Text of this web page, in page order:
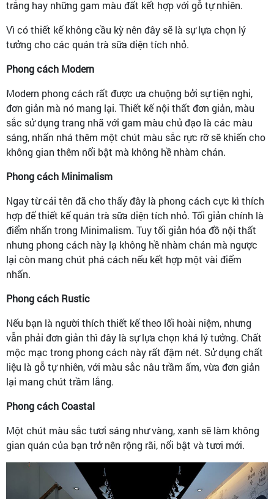
trắng hay những gam màu đất kết hợp với gỗ tự nhiên.
Vì có thiết kế không cầu kỳ nên đây sẽ là sự lựa chọn lý
tưởng cho các quán trà sữa diện tích nhỏ.
Phong cách Modern
Modern phong cách rất được ưa chuộng bởi sự tiện nghi,
đơn giản mà nó mang lại. Thiết kế nội thất đơn giản, màu
sắc sử dụng trang nhã với gam màu chủ đạo là các màu
sáng, nhấn nhá thêm một chút màu sắc rực rỡ sẽ khiến cho
không gian thêm nổi bật mà không hề nhàm chán.
Phong cách Minimalism
Ngay từ cái tên đã cho thấy đây là phong cách cực kì thích
hợp để thiết kế quán trà sữa diện tích nhỏ. Tối giản chính là
điểm nhấn trong Minimalism. Tuy tối giản hóa đồ nội thất
nhưng phong cách này lạ không hề nhàm chán mà ngược
lại còn mang chút phá cách nếu kết hợp một vài điểm
nhấn.
Phong cách Rustic
Nếu bạn là người thích thiết kế theo lối hoài niệm, nhưng
vẫn phải đơn giản thì đây là sự lựa chọn khá lý tưởng. Chất
mộc mạc trong phong cách này rất đậm nét. Sử dụng chất
liệu là gỗ tự nhiên, với màu sắc nâu trầm ấm, vừa đơn giản
lại mang chút trầm lắng.
Phong cách Coastal
Một chút màu sắc tươi sáng như vàng, xanh sẽ làm không
gian quán của bạn trở nên rộng rãi, nổi bật và tươi mới.